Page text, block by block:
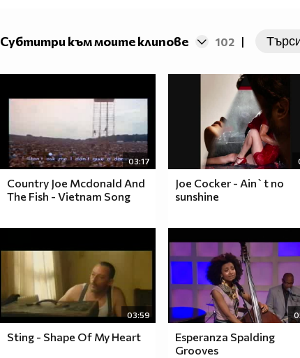
Субтитри към моите клипове 102 |
03:17
Country Joe Mcdonald And
The Fish - Vietnam Song
Joe Cocker - Ain`t no
sunshine
03:59
Sting - Shape Of My Heart
Esperanza Spalding
Grooves